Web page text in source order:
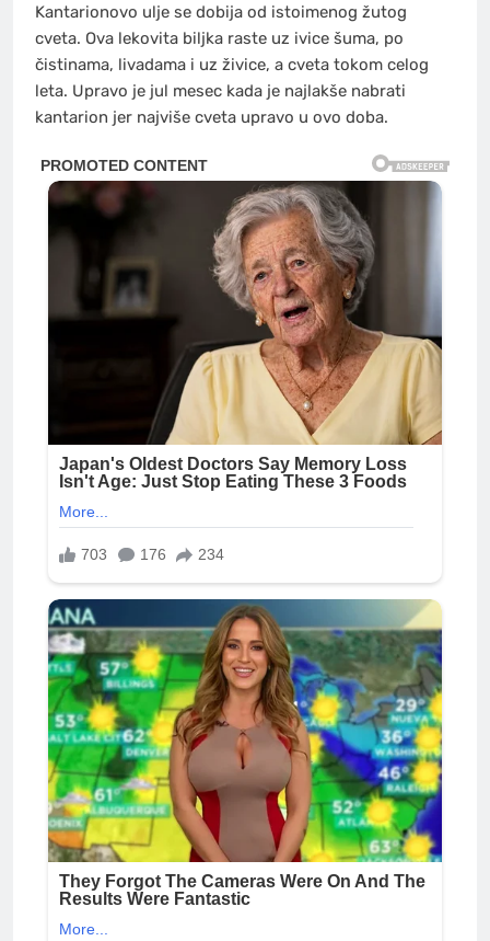
Kantarionovo ulje se dobija od istoimenog žutog
cveta. Ova lekovita biljka raste uz ivice šuma, po
čistinama, livadama i uz živice, a cveta tokom celog
leta. Upravo je jul mesec kada je najlakše nabrati
kantarion jer najviše cveta upravo u ovo doba.